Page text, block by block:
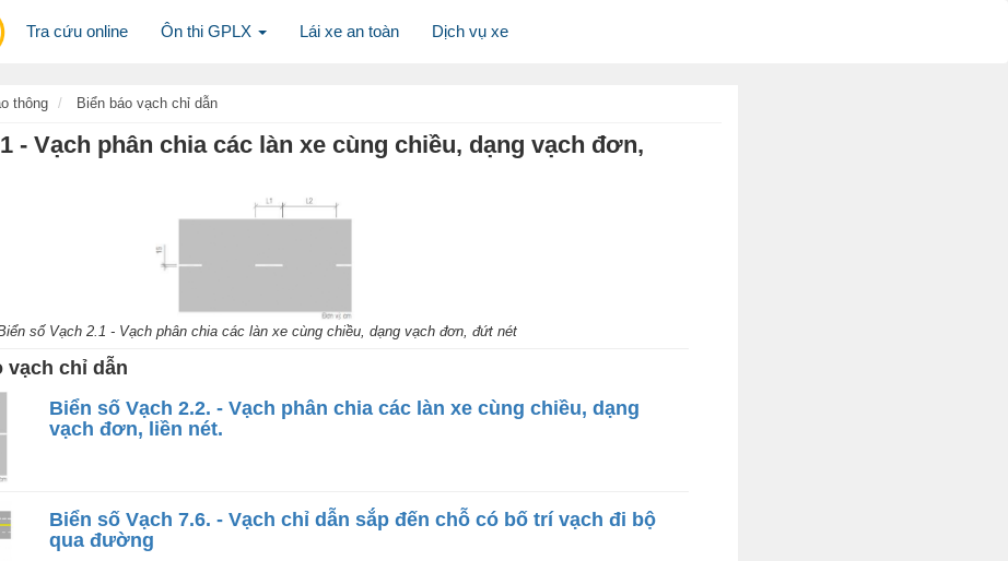
Tra cứu online Ôn thi GPLX Lái xe an toàn Dịch vụ xe
thông Biển báo vạch chỉ dẫn
- Vạch phân chia các làn xe cùng chiều, dạng vạch đơn,
số Vạch 2.1 - Vạch phân chia các làn xe cùng chiều, dạng vạch đơn, đứt nét
vạch chỉ dẫn
Biển số Vạch 2.2. - Vạch phân chia các làn xe cùng chiều, dạng
vạch đơn, liền nét.
Biển số Vạch 7.6. - Vạch chỉ dẫn sắp đến chỗ có bố trí vạch đi bộ
qua đường